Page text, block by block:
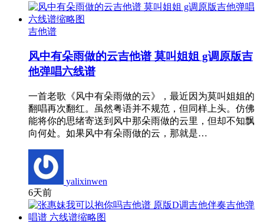
吉他谱
风中有朵雨做的云吉他谱 莫叫姐姐 g调原版吉
他弹唱六线谱
一首老歌《风中有朵雨做的云》，最近因为莫叫姐姐的
翻唱再次翻红。虽然粤语并不规范，但同样上头。仿佛
能将你的思绪寄送到风中那朵雨做的云里，但却不知飘
向何处。如果风中有朵雨做的云，那就是…
yalixinwen
6天前